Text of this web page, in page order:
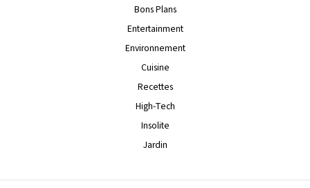
Bons Plans
Entertainment
Environnement
Cuisine
Recettes
High-Tech
Insolite
Jardin